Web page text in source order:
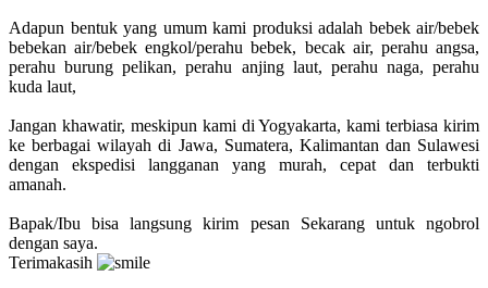
Adapun bentuk yang umum kami produksi adalah bebek air/bebek
bebekan air/bebek engkol/perahu bebek, becak air, perahu angsa,
perahu burung pelikan, perahu anjing laut, perahu naga, perahu
kuda laut,
Jangan khawatir, meskipun kami di Yogyakarta, kami terbiasa kirim
ke berbagai wilayah di Jawa, Sumatera, Kalimantan dan Sulawesi
dengan ekspedisi langganan yang murah, cepat dan terbukti
amanah.
Bapak/Ibu bisa langsung kirim pesan Sekarang untuk ngobrol
dengan saya.
Terimakasih